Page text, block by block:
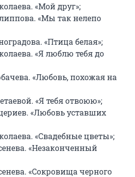
«Мой друг»;
«Мы так нелепо
«Птица белая»;
«Я люблю тебя до
«Любовь, похожая на
«Я тебя отвоюю»;
«Любовь уставших
«Свадебные цветы»;
«Незаконченный
«Сокровища черного